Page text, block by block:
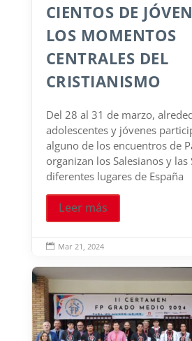
CIENTOS DE
LOS MOMENTOS
CENTRALES DEL
CRISTIANISMO
Del 28 al 31 de marzo,
adolescentes y jóvenes
alguno de los encuentros de
organizan los Salesianos y las
diferentes lugares de España
Leer más
 Mar 21, 2024